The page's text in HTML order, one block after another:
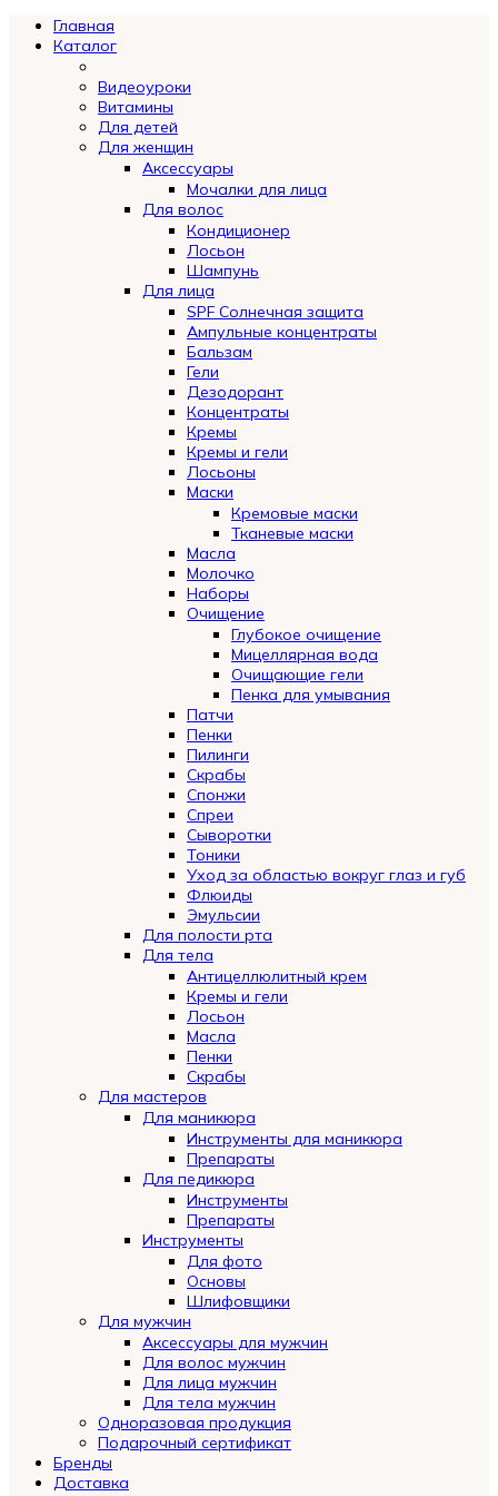
Главная
Каталог
Видеоуроки
Витамины
Для детей
Для женщин
Аксессуары
Мочалки для лица
Для волос
Кондиционер
Лосьон
Шампунь
Для лица
SPF Солнечная защита
Ампульные концентраты
Бальзам
Гели
Дезодорант
Концентраты
Кремы
Кремы и гели
Лосьоны
Маски
Кремовые маски
Тканевые маски
Масла
Молочко
Наборы
Очищение
Глубокое очищение
Мицеллярная вода
Очищающие гели
Пенка для умывания
Патчи
Пенки
Пилинги
Скрабы
Спонжи
Спреи
Сыворотки
Тоники
Уход за областью вокруг глаз и губ
Флюиды
Эмульсии
Для полости рта
Для тела
Антицеллюлитный крем
Кремы и гели
Лосьон
Масла
Пенки
Скрабы
Для мастеров
Для маникюра
Инструменты для маникюра
Препараты
Для педикюра
Инструменты
Препараты
Инструменты
Для фото
Основы
Шлифовщики
Для мужчин
Аксессуары для мужчин
Для волос мужчин
Для лица мужчин
Для тела мужчин
Одноразовая продукция
Подарочный сертификат
Automatically
Hierarchic
Бренды
Доставка